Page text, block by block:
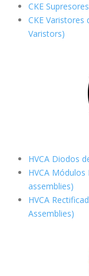
CKE
CKE Varistores
Varistors)
HVCA Diodos
HVCA
assemblies)
HVCA
Assemblies)